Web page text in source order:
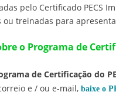
pelo Certificado PECS
treinadas para
o Programa de
de Certificação do
e / ou e-mail, baixe o